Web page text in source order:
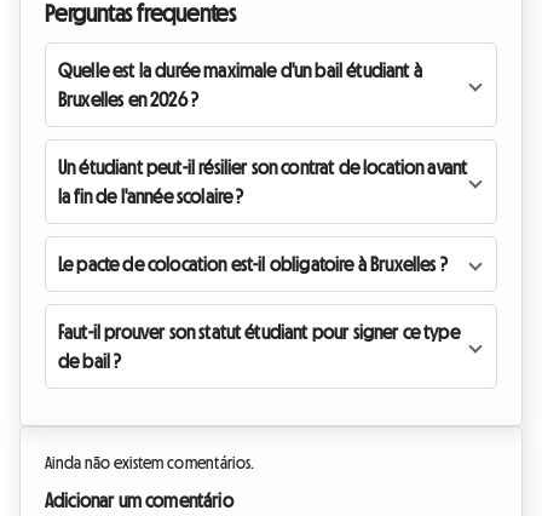
Perguntas frequentes
Quelle est la durée maximale d'un bail étudiant à
Bruxelles en 2026 ?
Un étudiant peut-il résilier son contrat de location avant
la fin de l'année scolaire ?
Le pacte de colocation est-il obligatoire à Bruxelles ?
Faut-il prouver son statut étudiant pour signer ce type
de bail ?
Ainda não existem comentários.
Adicionar um comentário